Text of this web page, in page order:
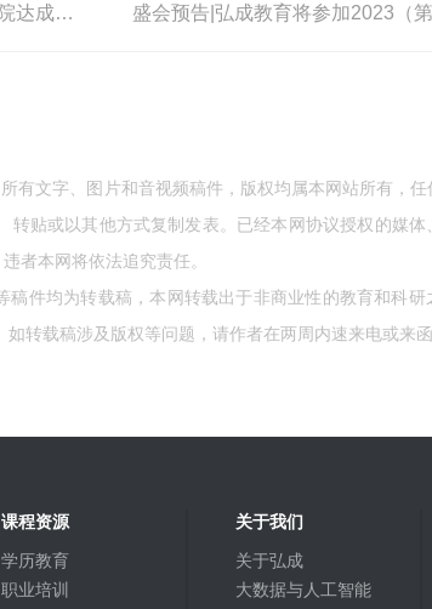
弘成科技与河南工业大学、湖南工学院达成考试服务合作
有文字、图片和音视频稿件，版权均属本网站所有，
转贴或以其他方式复制发表。已经本网协议授权的媒体
者本网将依法追究责任。
稿件均为转载稿，本网转载出于非商业性的教育和科研
转载稿涉及版权等问题，请作者在两周内速来电或来函
课程资源
学历教育
职业培训
关于我们
关于弘成
大数据与人工智能